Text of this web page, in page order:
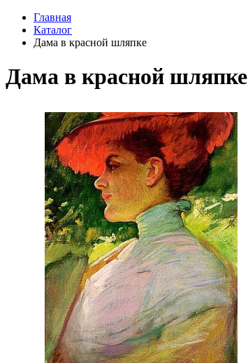
Главная
Каталог
Дама в красной шляпке
Дама в красной шляпке